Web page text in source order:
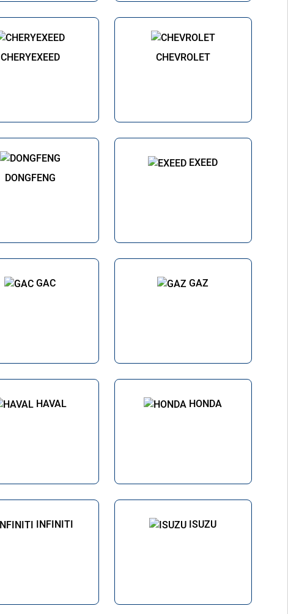
CHERYEXEED
CHEVROLET
DONGFENG
EXEED
GAC GAZ
HAVAL HONDA
INFINITI ISUZU